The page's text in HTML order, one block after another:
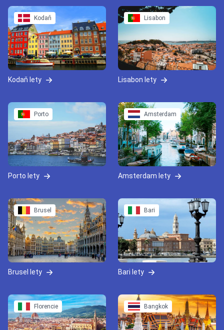
Kodaň
Kodaň lety
Lisabon
Lisabon lety
Porto
Porto lety
Amsterdam
Amsterdam lety
Brusel
Brusel lety
Bari
Bari lety
Florencie Bangkok